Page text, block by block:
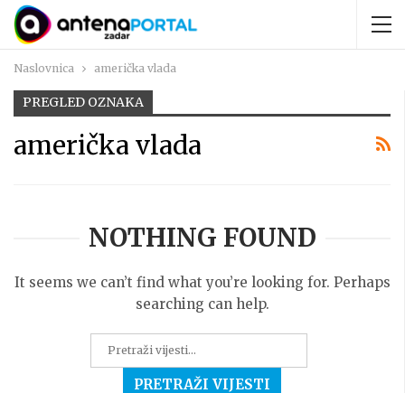
Naslovnica američka vlada
PREGLED OZNAKA
američka vlada
NOTHING FOUND
It seems we can’t find what you’re looking for. Perhaps
searching can help.